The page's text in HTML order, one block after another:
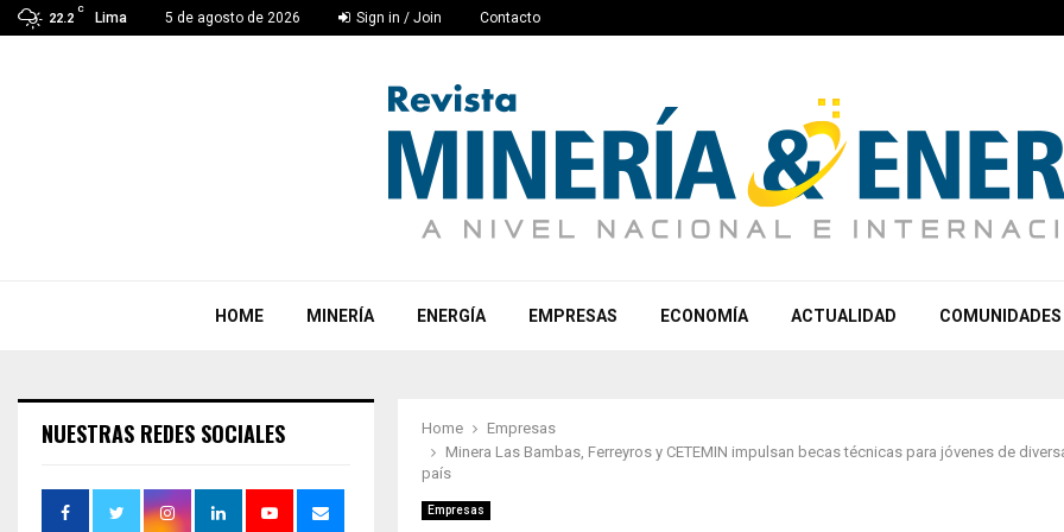
22.2
C
Lima 5 de agosto de 2026 Sign in / Join Contacto
HOME MINERÍA ENERGÍA EMPRESAS ECONOMÍA ACTUALIDAD COMUNIDADES
Home
Empresas
Minera Las Bambas, Ferreyros y CETEMIN impulsan becas técnicas para jóvenes de
país
Empresas
NUESTRAS REDES SOCIALES